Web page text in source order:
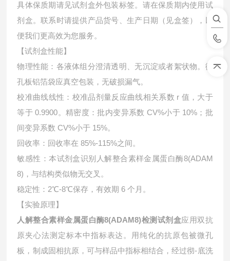
具体保质期请见试剂盒外包装标签。请在保质期内使用试
剂盒。联系时请提供产品货号、生产日期（见盒签），以
便我们更高效为您服务。
【试剂盒性能】
物理性能：各液体组分澄清透明、无沉淀或者絮状物。微
孔板铝箔袋应真空包装，无破损漏气。
校准曲线线性：校准品剂量反应曲线相关系数 r 值，大于
等于 0.9900。精密度：批内变异系数 CV%小于 10%；批
间变异系数 CV%小于 15%。
回收率：回收率在 85%-115%之间。
敏感性：本试剂盒识别人解整合素样金属蛋白酶8(ADAM
8)，与结构类似物无交叉。
稳定性：2℃-8℃保存，有效期 6 个月。
【实验原理】
人解整合素样金属蛋白酶8(ADAM8)检测试剂盒应用双抗
原夹心法测定标本中指标表达。用纯化的抗原包被微孔
板，制成固相抗原，可与样品中指标相结合，经过彻-底洗